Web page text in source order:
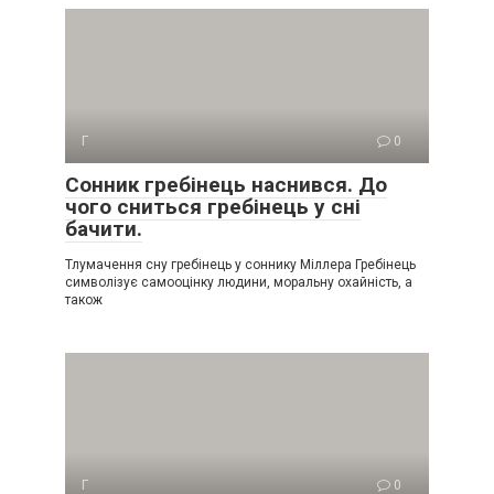
Г 0
Сонник гребінець наснився. До
чого сниться гребінець у сні
бачити.
Тлумачення сну гребінець у соннику Міллера Гребінець
символізує самооцінку людини, моральну охайність, а
також
Г 0